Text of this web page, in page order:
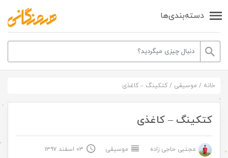
دسته‌بندی‌ها
خانه / موسیقی / کتکینگ – کاغذی
کتکینگ – کاغذی
مجتبی حاجی زاده موسیقی ۰۳ اسفند ۱۳۹۷